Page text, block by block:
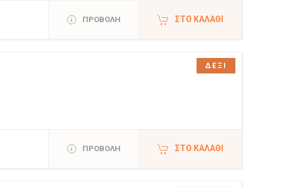
ΠΡΟΒΟΛΗ ΣΤΟ ΚΑΛΆΘΙ
ΠΡΟΒΟΛΗ ΣΤΟ ΚΑΛΆΘΙ
ΔΕΞΙ